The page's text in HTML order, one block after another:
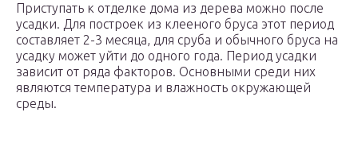
Приступать к отделке дома из дерева можно после
усадки. Для построек из клееного бруса этот период
составляет 2-3 месяца, для сруба и обычного бруса на
усадку может уйти до одного года. Период усадки
зависит от ряда факторов. Основными среди них
являются температура и влажность окружающей
среды.